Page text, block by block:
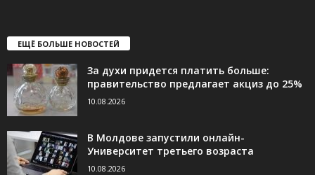
ЕЩЁ БОЛЬШЕ НОВОСТЕЙ
За духи придется платить больше:
правительство предлагает акциз до 25%
10.08.2026
В Молдове запустили онлайн-
Университет третьего возраста
10.08.2026